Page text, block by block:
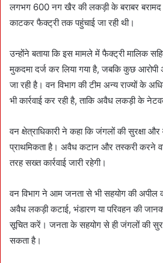
लगभग 600 नग खैर की लकड़ी के बराबर
काटकर फैक्ट्री तक पहुंचाई जा रही थी।
उन्होंने बताया कि इस मामले में फैक्ट्री मालिक
मुकदमा दर्ज कर लिया गया है, जबकि कुछ
जा रही है। वन विभाग की टीम अन्य राज्यों के
भी कार्रवाई कर रही है, ताकि अवैध लकड़ी के
वन क्षेत्राधिकारी ने कहा कि जंगलों की सुरक्षा
प्राथमिकता है। अवैध कटान और तस्करी करने
तरह सख्त कार्रवाई जारी रहेगी।
वन विभाग ने आम जनता से भी सहयोग की अपील
अवैध लकड़ी कटाई, भंडारण या परिवहन की
सूचित करें। जनता के सहयोग से ही जंगलों की
सकता है।